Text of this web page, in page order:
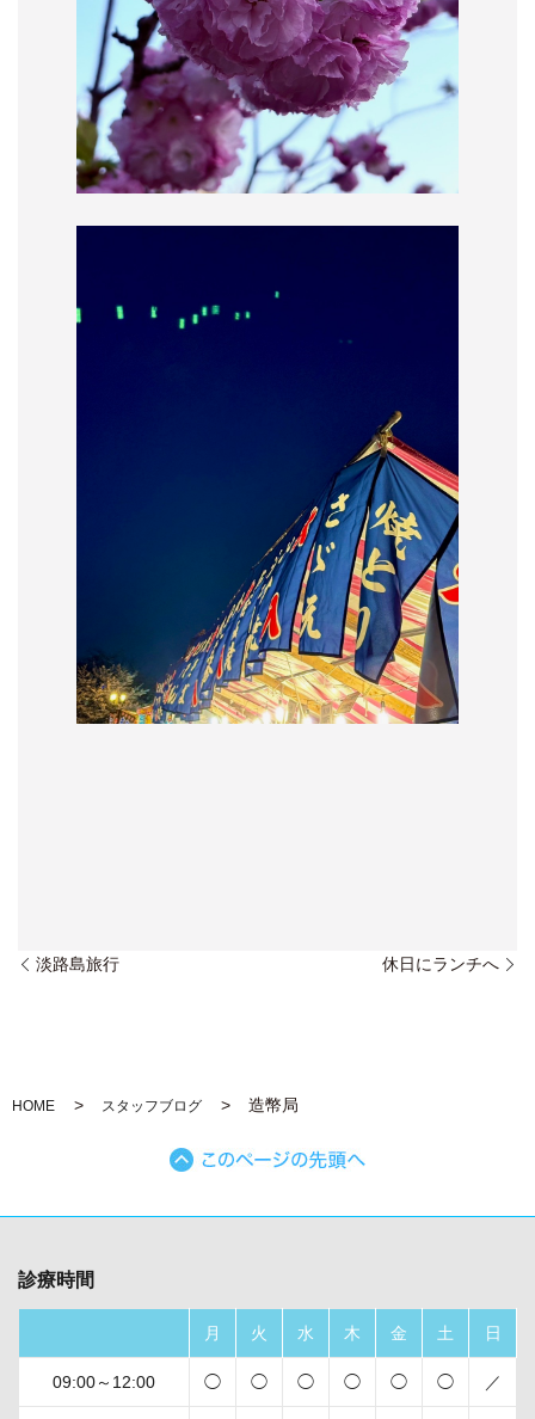
淡路島旅行 休日にランチへ
HOME スタッフブログ 造幣局
診療時間
月 火 水 木 金 土 日
09:00～12:00 ◯ ◯ ◯ ◯ ◯ ◯ ／